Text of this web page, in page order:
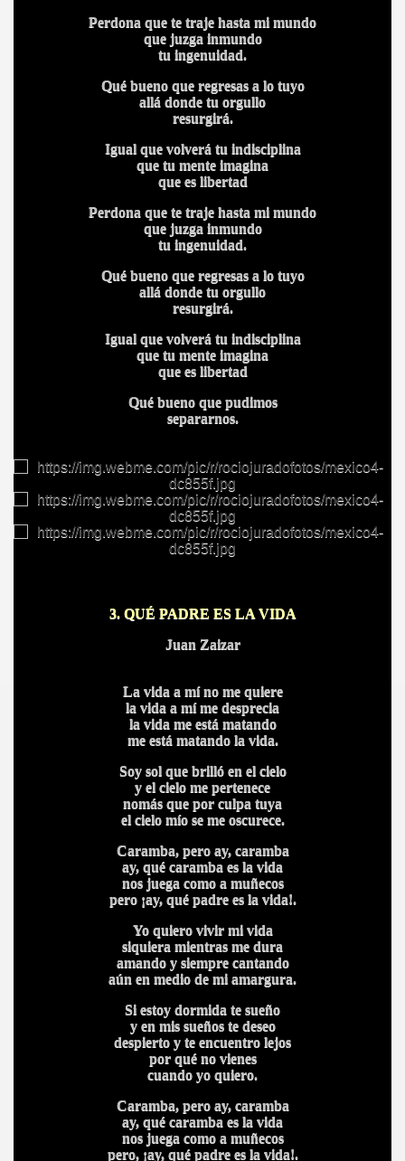
Perdona que te traje hasta mi mundo
que juzga inmundo
tu ingenuidad.
Qué bueno que regresas a lo tuyo
allá donde tu orgullo
resurgirá.
Igual que volverá tu indisciplina
que tu mente imagina
que es libertad
Perdona que te traje hasta mi mundo
que juzga inmundo
tu ingenuidad.
Qué bueno que regresas a lo tuyo
allá donde tu orgullo
resurgirá.
Igual que volverá tu indisciplina
que tu mente imagina
que es libertad
Qué bueno que pudimos
separarnos.
3. QUÉ PADRE ES LA VIDA
Juan Zaizar
La vida a mí no me quiere
la vida a mí me desprecia
la vida me está matando
me está matando la vida.
Soy sol que brilló en el cielo
y el cielo me pertenece
nomás que por culpa tuya
el cielo mío se me oscurece.
Caramba, pero ay, caramba
ay, qué caramba es la vida
nos juega como a muñecos
pero ¡ay, qué padre es la vida!.
Yo quiero vivir mi vida
siquiera mientras me dura
amando y siempre cantando
aún en medio de mi amargura.
Si estoy dormida te sueño
y en mis sueños te deseo
despierto y te encuentro lejos
por qué no vienes
cuando yo quiero.
Caramba, pero ay, caramba
ay, qué caramba es la vida
nos juega como a muñecos
pero, ¡ay, qué padre es la vida!.